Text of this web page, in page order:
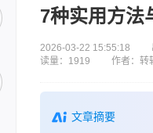
7种实用方法
2026-03-22 15:55:18
读量：1919 作者：转
文章摘要